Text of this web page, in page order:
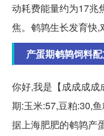
动耗费能量约为17兆
焦。鹌鹑生长发育快,
产蛋期鹌鹑饲料
你好,我是【成成成
期:玉米:57,豆粕:30,
据上海肥肥的鹌鹑产